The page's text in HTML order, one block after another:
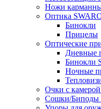
Ножи
Оптика
Бинокли
Прицелы
Оптические
Дневные
Бинокли
Ночные
Очки с
Сошки/Биподы